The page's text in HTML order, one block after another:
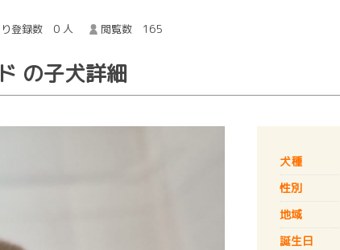
り登録数 0 人 閲覧数 165
の子犬詳細
犬種
性別
地域
誕生日